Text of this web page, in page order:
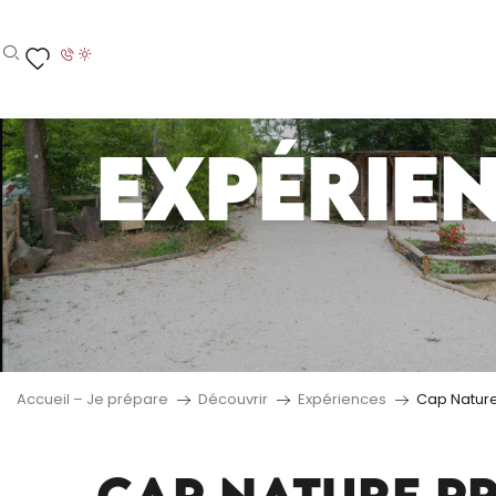
au
contenu
Recherche
Accueil – Je prépare Découvrir Expériences Cap